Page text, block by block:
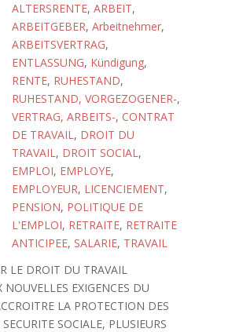
ALTERSRENTE, ARBEIT,
ARBEITGEBER, Arbeitnehmer,
ARBEITSVERTRAG,
ENTLASSUNG, Kündigung,
RENTE, RUHESTAND,
RUHESTAND, VORGEZOGENER-,
VERTRAG, ARBEITS-, CONTRAT
DE TRAVAIL, DROIT DU
TRAVAIL, DROIT SOCIAL,
EMPLOI, EMPLOYE,
EMPLOYEUR, LICENCIEMENT,
PENSION, POLITIQUE DE
L'EMPLOI, RETRAITE, RETRAITE
ANTICIPEE, SALARIE, TRAVAIL
LE DROIT DU TRAVAIL
EXIGENCES DU
LA PROTECTION DES
SOCIALE, PLUSIEURS